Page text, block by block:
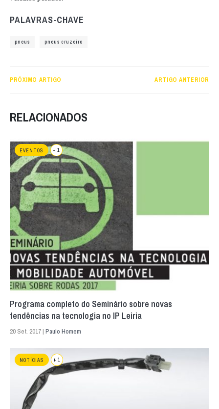
PALAVRAS-CHAVE
pneus pneus cruzeiro
PRÓXIMO ARTIGO ARTIGO ANTERIOR
RELACIONADOS
EVENTOS + 1
Programa completo do Seminário sobre novas
tendências na tecnologia no IP Leiria
20 Set. 2017 | Paulo Homem
NOTÍCIAS + 1